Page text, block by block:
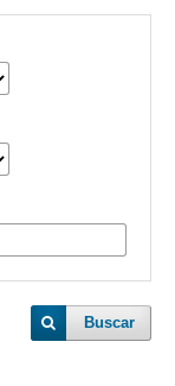
Buscar